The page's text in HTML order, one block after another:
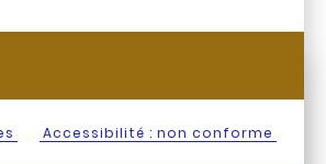
Accessibilité : non conforme